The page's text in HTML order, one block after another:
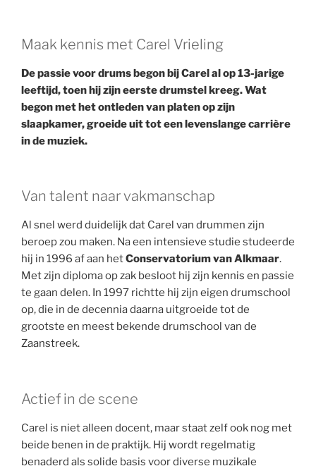
Maak kennis met Carel Vrieling
De passie voor drums begon bij Carel al op 13-jarige
leeftijd, toen hij zijn eerste drumstel kreeg. Wat
begon met het ontleden van platen op zijn
slaapkamer, groeide uit tot een levenslange carrière
in de muziek.
Van talent naar vakmanschap
Al snel werd duidelijk dat Carel van drummen zijn
beroep zou maken. Na een intensieve studie studeerde
hij in 1996 af aan hetConservatorium van Alkmaar.
Met zijn diploma op zak besloot hij zijn kennis en passie
te gaan delen. In 1997 richtte hij zijn eigen drumschool
op, die in de decennia daarna uitgroeide tot de
grootste en meest bekende drumschool van de
Zaanstreek.
Actief in de scene
Carel is niet alleen docent, maar staat zelf ook nog met
beide benen in de praktijk. Hij wordt regelmatig
benaderd als solide basis voor diverse muzikale